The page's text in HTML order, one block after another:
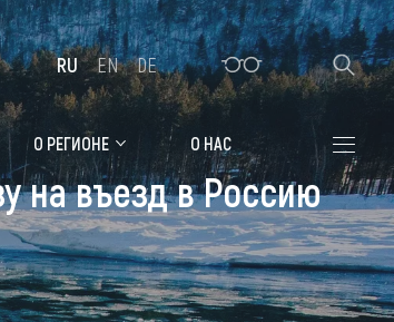
Алтайская зимовка
Где остановиться
Санатории
Гостиницы, отели
О РЕГИОНЕ О НАС
RU EN DE
на въезд в Россию